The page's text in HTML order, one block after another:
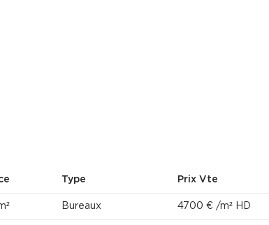
Type Prix Vte
Bureaux 4700 € /m² HD